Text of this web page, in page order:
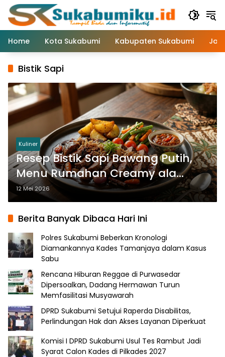
Langsung
konten
Home
Kota Sukabumi Kabupaten Sukabumi
Bistik Sapi
Kuliner
Resep Bistik Sapi Bawang Putih,
Menu Rumahan Creamy ala
Sukabumi yang Wajib Dicoba
12 Mei 2026
Berita Banyak Dibaca Hari Ini
Polres Sukabumi Beberkan Kronologi
Diamankannya Kades Tamanjaya dalam Kasus
Sabu
Rencana Hiburan Reggae di Purwasedar
Dipersoalkan, Dadang Hermawan Turun
Memfasilitasi Musyawarah
DPRD Sukabumi Setujui Raperda Disabilitas,
Perlindungan Hak dan Akses Layanan Diperkuat
Komisi I DPRD Sukabumi Usul Tes Rambut Jadi
Syarat Calon Kades di Pilkades 2027